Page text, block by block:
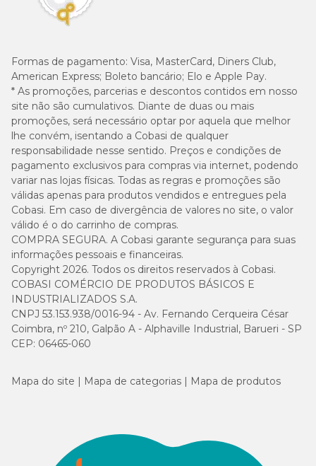
Formas de pagamento: Visa, MasterCard, Diners Club,
American Express; Boleto bancário; Elo e Apple Pay.
* As promoções, parcerias e descontos contidos em nosso
site não são cumulativos. Diante de duas ou mais
promoções, será necessário optar por aquela que melhor
lhe convém, isentando a Cobasi de qualquer
responsabilidade nesse sentido. Preços e condições de
pagamento exclusivos para compras via internet, podendo
variar nas lojas físicas. Todas as regras e promoções são
válidas apenas para produtos vendidos e entregues pela
Cobasi. Em caso de divergência de valores no site, o valor
válido é o do carrinho de compras.
COMPRA SEGURA. A Cobasi garante segurança para suas
informações pessoais e financeiras.
Copyright 2026. Todos os direitos reservados à Cobasi.
COBASI COMÉRCIO DE PRODUTOS BÁSICOS E
INDUSTRIALIZADOS S.A.
CNPJ 53.153.938/0016-94 - Av. Fernando Cerqueira César
Coimbra, nº 210, Galpão A - Alphaville Industrial, Barueri - SP
CEP: 06465-060
Mapa do site Mapa de categorias Mapa de produtos